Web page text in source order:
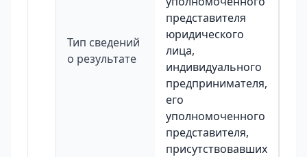
Тип сведений
о результате
представителя
юридического
лица,
индивидуального
предпринимателя,
его
уполномоченного
представителя,
присутствовавших